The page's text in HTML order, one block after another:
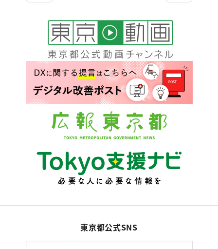
東京都公式SNS